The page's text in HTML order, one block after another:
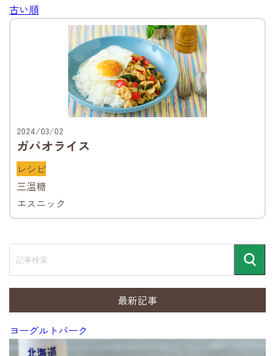
古い順
2024/03/02
ガパオライス
レシピ
三温糖
エスニック
記
事
検
索
最新記事
ヨーグルトバーク